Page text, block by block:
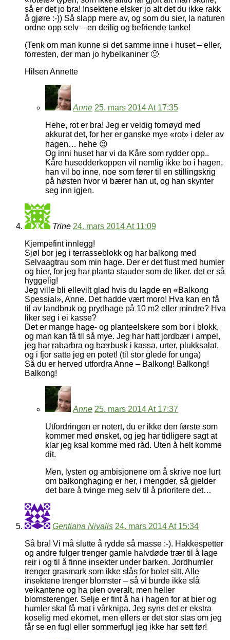
så er det jo bra! Insektene elsker jo alt det du ikke rakk
å gjøre :-)) Så slapp mere av, og som du sier, la naturen
ordne opp selv – en deilig og befriende tanke!
(Tenk om man kunne si det samme inne i huset – eller,
forresten, der man jo hybelkaniner 🙂
Hilsen Annette
Anne 25. mars 2014 At 17:35
Hehe, rot er bra! Jeg er veldig fornøyd med
akkurat det, for her er ganske mye «rot» i deler av
hagen… hehe 😉
Og inni huset har vi da Kåre som rydder opp..
Kåre husedderkoppen vil nemlig ikke bo i hagen,
han vil bo inne, noe som fører til en stillingskrig
på høsten hvor vi bærer han ut, og han skynter
seg inn igjen.
Trine 24. mars 2014 At 11:09
Kjempefint innlegg!
Sjøl bor jeg i terrasseblokk og har balkong med
Selvaagtrau som min hage. Der er det flust med humler
og bier, for jeg har planta stauder som de liker. det er så
hyggelig!
Jeg ville bli ellevilt glad hvis du lagde en «Balkong
Spessial», Anne. Det hadde vært moro! Hva kan en få
til av landbruk og prydhage på 10 m2 eller mindre? Hva
liker seg i ei kasse?
Det er mange hage- og planteelskere som bor i blokk,
og man kan få til så mye. Jeg har hatt jordbær i ampel,
jeg har rabarbra og bærbusk i kassa, urter, plukksalat,
og i fjor satte jeg en potet! (til stor glede for unga)
Så du er herved utfordra Anne – Balkong! Balkong!
Balkong!
Anne 25. mars 2014 At 17:37
Utfordringen er notert, du er ikke den første som
kommer med ønsket, og jeg har tidligere sagt at
klar jeg ksal komme med råd. Uten å helt komme
dit.
Men, lysten og ambisjonene om å skrive noe lurt
om balkonghaging er her, i mengder, så gjelder
det bare å tvinge meg selv til å prioritere det…
Gentiana Nivalis 24. mars 2014 At 15:34
Så bra! Vi må slutte å rydde så masse :-). Hakkespetter
og andre fulger trenger gamle halvdøde trær til å lage
reir i og til å finne insekter under barken. Jordhumler
trenger grasmark som ikke slås for bolet sitt. Alle
insektene trenger blomster – så vi burde ikke slå
veikantene og ha plen overalt, men heller
blomsterenger. Selje er fint å ha i hagen for at bier og
humler skal få mat i vårknipa. Jeg syns det er ekstra
koselig med ekornet, men ellers er det stor stas om jeg
får se en fugl eller sommerfugl jeg ikke har sett før!